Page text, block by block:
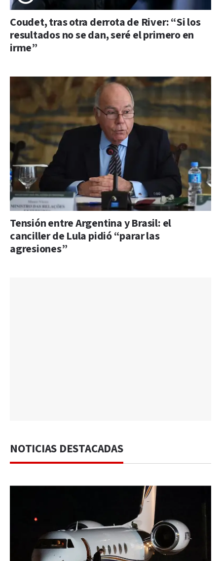
Coudet, tras otra derrota de River: “Si los
resultados no se dan, seré el primero en
irme”
Tensión entre Argentina y Brasil: el
canciller de Lula pidió “parar las
agresiones”
NOTICIAS DESTACADAS